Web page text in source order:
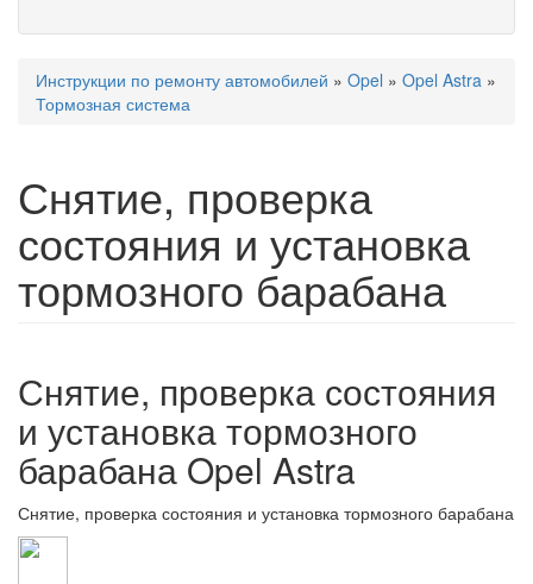
Вы здесь
Инструкции по ремонту автомобилей » Opel » Opel Astra »
Тормозная система
Снятие, проверка
состояния и установка
тормозного барабана
Снятие, проверка состояния
и установка тормозного
барабана Opel Astra
Снятие, проверка состояния и установка тормозного барабана